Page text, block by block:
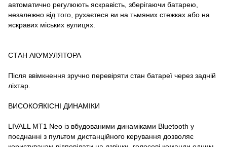
автоматично регулюють яскравість, зберігаючи батарею,
незалежно від того, рухаєтеся ви на тьмяних стежках або на
яскравих міських вулицях.
СТАН АКУМУЛЯТОРА
Після ввімкнення зручно перевіряти стан батареї через задній
ліхтар.
ВИСОКОЯКІСНІ ДИНАМІКИ
LIVALL MT1 Neo із вбудованими динаміками Bluetooth у
поєднанні з пультом дистанційного керування дозволяє